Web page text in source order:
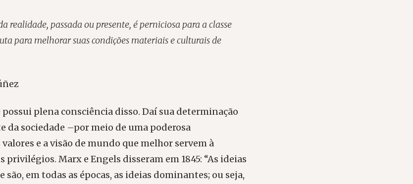
realidade, passada ou presente, é perniciosa para a classe
para melhorar suas condições materiais e culturais de
plena consciência disso. Daí sua determinação
da sociedade –por meio de uma poderosa
e a visão de mundo que melhor servem à
privilégios. Marx e Engels disseram em 1845: “As ideias
são, em todas as épocas, as ideias dominantes; ou seja,